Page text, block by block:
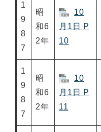
1
9
8
7
昭
和6
2年
10
月1日 P
10
1
9
8
7
昭
和6
2年
10
月1日 P
11